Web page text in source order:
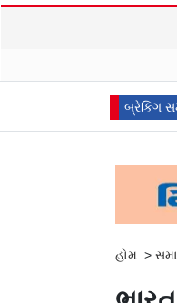
બ્રેકિંગ
પૈસા મોકલાવ્યા પણ હાજરી ન
હોમ >